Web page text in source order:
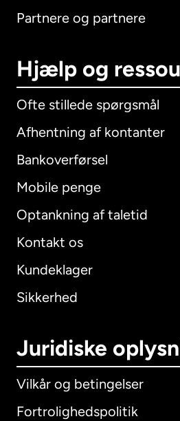
Partnere og partnere
Hjælp og
Ofte stillede spørgsmål
Afhentning af kontanter
Bankoverførsel
Mobile penge
Optankning af taletid
Kontakt os
Kundeklager
Sikkerhed
Juridiske
Vilkår og betingelser
Fortrolighedspolitik